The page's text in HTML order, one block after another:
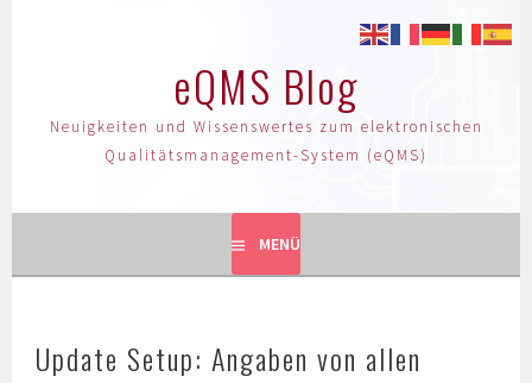
eQMS Blog
Neuigkeiten und Wissenswertes zum elektronischen
Qualitätsmanagement-System (eQMS)
MENÜ
Update Setup: Angaben von allen